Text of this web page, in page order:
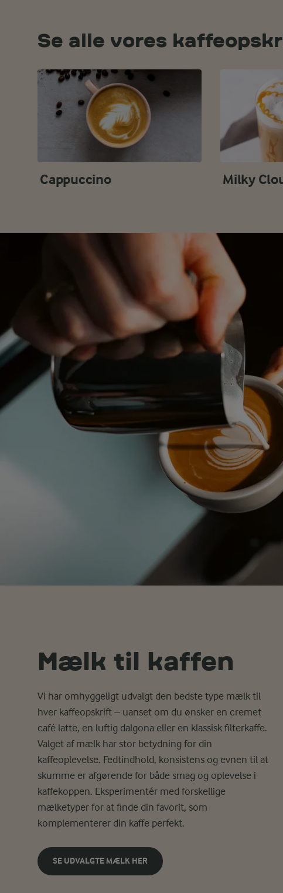
Se alle vores
Cappuccino Milky
Mælk til kaffen
Vi har omhyggeligt udvalgt den bedste type mælk til
hver kaffeopskrift – uanset om du ønsker en cremet
café latte, en luftig dalgona eller en klassisk filterkaffe.
Valget af mælk har stor betydning for din
kaffeoplevelse. Fedtindhold, konsistens og evnen til at
skumme er afgørende for både smag og oplevelse i
kaffekoppen. Eksperimentér med forskellige
mælketyper for at finde din favorit, som
komplementerer din kaffe perfekt.
SE UDVALGTE MÆLK HER